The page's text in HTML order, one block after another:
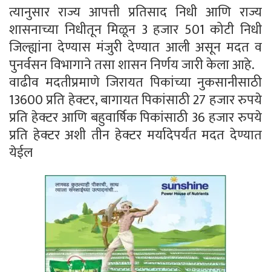
त्यानुसार राज्य आपत्ती प्रतिसाद निधी आणि राज्य
शासनाच्या निधीतून मिळून 3 हजार 501 कोटी निधी
जिल्ह्यांना देण्यास मंजुरी देण्यात आली असून मदत व
पुनर्वसन विभागाने तसा शासन निर्णय जारी केला आहे.
वाढीव मदतीप्रमाणे जिरायत पिकांच्या नुकसानीसाठी
13600 प्रति हेक्टर, बागायत पिकांसाठी 27 हजार रुपये
प्रति हेक्टर आणि बहुवार्षिक पिकांसाठी 36 हजार रुपये
प्रति हेक्टर अशी तीन हेक्टर मर्यादेपर्यंत मदत देण्यात
येईल